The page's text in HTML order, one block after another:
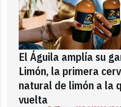
El Águila amplía su
Limón, la primera
natural de limón a la
vuelta